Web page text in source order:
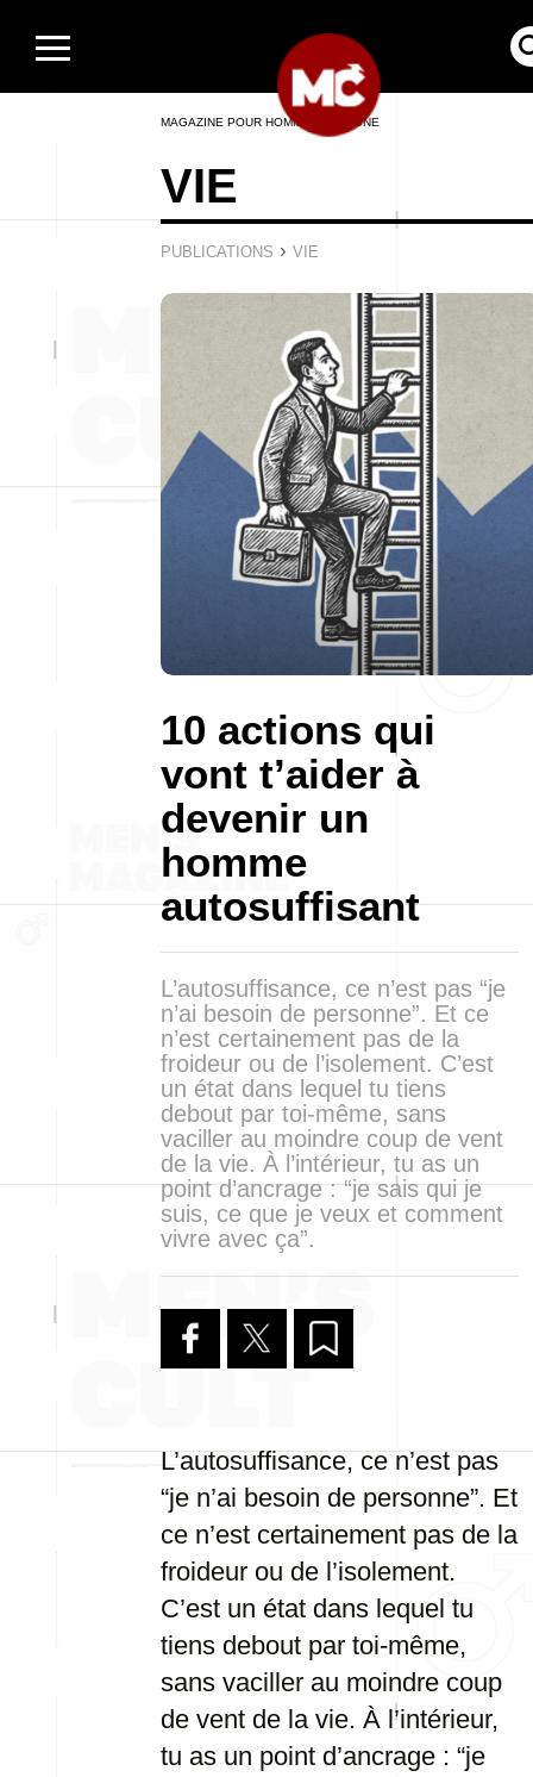
MAGAZINE POUR HOMMES EN LIGNE
VIE
PUBLICATIONS › VIE
10 actions qui
vont t’aider à
devenir un
homme
autosuffisant
L’autosuffisance, ce n’est pas “je
n’ai besoin de personne”. Et ce
n’est certainement pas de la
froideur ou de l’isolement. C’est
un état dans lequel tu tiens
debout par toi-même, sans
vaciller au moindre coup de vent
de la vie. À l’intérieur, tu as un
point d’ancrage : “je sais qui je
suis, ce que je veux et comment
vivre avec ça”.
L’autosuffisance, ce n’est pas
“je n’ai besoin de personne”. Et
ce n’est certainement pas de la
froideur ou de l’isolement.
C’est un état dans lequel tu
tiens debout par toi-même,
sans vaciller au moindre coup
de vent de la vie. À l’intérieur,
tu as un point d’ancrage : “je